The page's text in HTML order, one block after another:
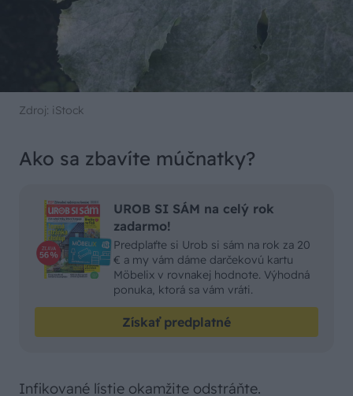
Zdroj: iStock
Ako sa zbavíte múčnatky?
UROB SI SÁM na celý rok
zadarmo!
Predplaťte si Urob si sám na rok za 20
€ a my vám dáme darčekovú kartu
Möbelix v rovnakej hodnote. Výhodná
ponuka, ktorá sa vám vráti.
Získať predplatné
Infikované lístie okamžite odstráňte.